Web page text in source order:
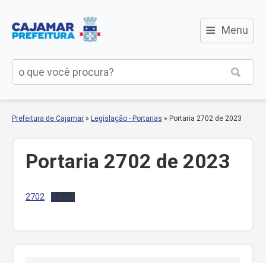
≡ Menu
Prefeitura de Cajamar » Legislação - Portarias » Portaria 2702 de 2023
Portaria 2702 de 2023
2702 Baixar